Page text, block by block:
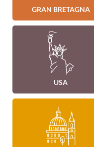
GRAN BRETAGNA
USA